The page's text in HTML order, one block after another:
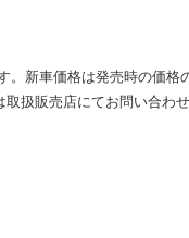
新車価格は発売時の価格
扱販売店にてお問い合わせ